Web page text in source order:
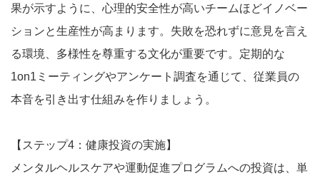
果が示すように、心理的安全性が高いチームほどイノベー
ションと生産性が高まります。失敗を恐れずに意見を言え
る環境、多様性を尊重する文化が重要です。定期的な
1on1ミーティングやアンケート調査を通じて、従業員の
本音を引き出す仕組みを作りましょう。
【ステップ4：健康投資の実施】
メンタルヘルスケアや運動促進プログラムへの投資は、単